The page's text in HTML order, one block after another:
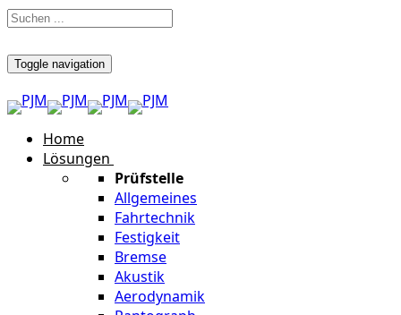
Toggle navigation
Home
Lösungen
Prüfstelle
Allgemeines
Fahrtechnik
Festigkeit
Bremse
Akustik
Aerodynamik